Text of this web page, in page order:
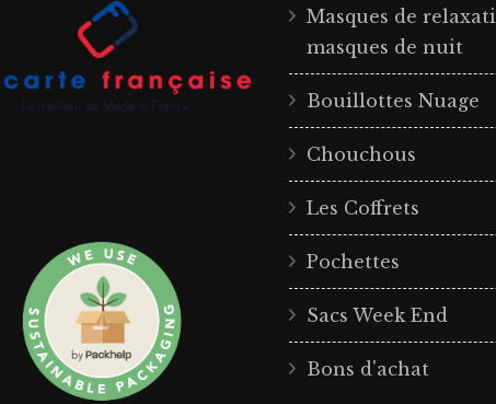
Masques de
masques de nuit
Bouillottes Nuage
Chouchous
Les Coffrets
Pochettes
Sacs Week End
Bons d'achat